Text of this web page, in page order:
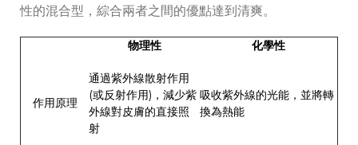
性的混合型，綜合兩者之間的優點達到清爽。
物理性 化學性
作用原理
通過紫外線散射作用
(或反射作用)，減少紫
外線對皮膚的直接照
射
吸收紫外線的光能，並將轉
換為熱能